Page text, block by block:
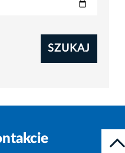
SZUKAJ